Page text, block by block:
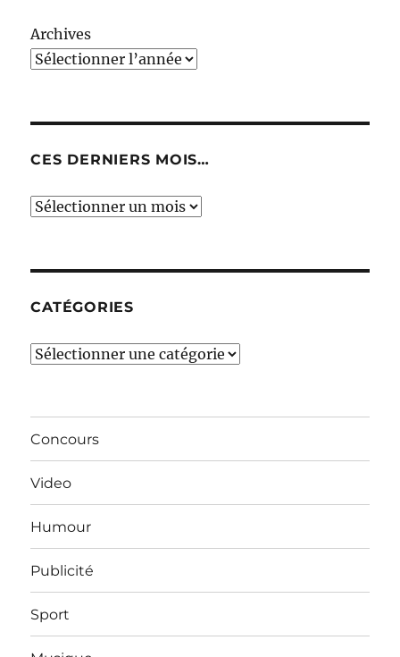
Archives
CES DERNIERS MOIS…
Ces
CATÉGORIES
Catégories
Concours
Video
Humour
Publicité
Sport